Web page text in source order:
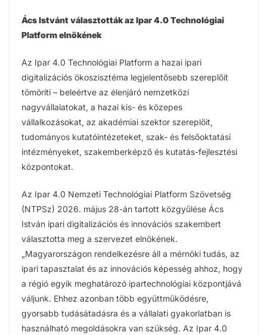
Ács Istvánt választották az Ipar 4.0 Technológiai
Platform elnökének
Az Ipar 4.0 Technológiai Platform a hazai ipari
digitalizációs ökoszisztéma legjelentősebb szereplőit
tömöríti – beleértve az élenjáró nemzetközi
nagyvállalatokat, a hazai kis- és közepes
vállalkozásokat, az akadémiai szektor szereplőit,
tudományos kutatóintézeteket, szak- és felsőoktatási
intézményeket, szakemberképző és kutatás-fejlesztési
központokat.
Az Ipar 4.0 Nemzeti Technológiai Platform Szövetség
(NTPSz) 2026. május 28-án tartott közgyűlése Ács
István ipari digitalizációs és innovációs szakembert
választotta meg a szervezet elnökének.
„Magyarországon rendelkezésre áll a mérnöki tudás, az
ipari tapasztalat és az innovációs képesség ahhoz, hogy
a régió egyik meghatározó ipartechnológiai központjává
váljunk. Ehhez azonban több együttműködésre,
gyorsabb tudásátadásra és a vállalati gyakorlatban is
használható megoldásokra van szükség. Az Ipar 4.0